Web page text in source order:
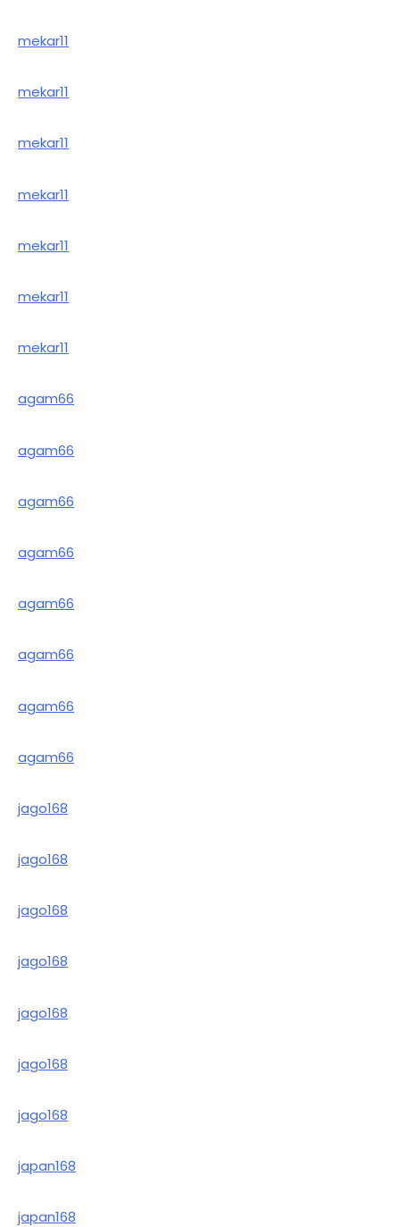
mekar11
mekar11
mekar11
mekar11
mekar11
mekar11
mekar11
agam66
agam66
agam66
agam66
agam66
agam66
agam66
agam66
jago168
jago168
jago168
jago168
jago168
jago168
jago168
japan168
japan168